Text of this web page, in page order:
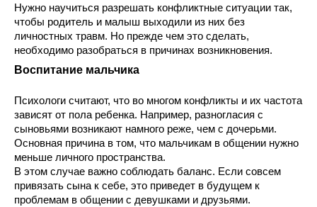
Нужно научиться разрешать конфликтные ситуации так,
чтобы родитель и малыш выходили из них без
личностных травм. Но прежде чем это сделать,
необходимо разобраться в причинах возникновения.
Воспитание мальчика
Психологи считают, что во многом конфликты и их частота
зависят от пола ребенка. Например, разногласия с
сыновьями возникают намного реже, чем с дочерьми.
Основная причина в том, что мальчикам в общении нужно
меньше личного пространства.
В этом случае важно соблюдать баланс. Если совсем
привязать сына к себе, это приведет в будущем к
проблемам в общении с девушками и друзьями.